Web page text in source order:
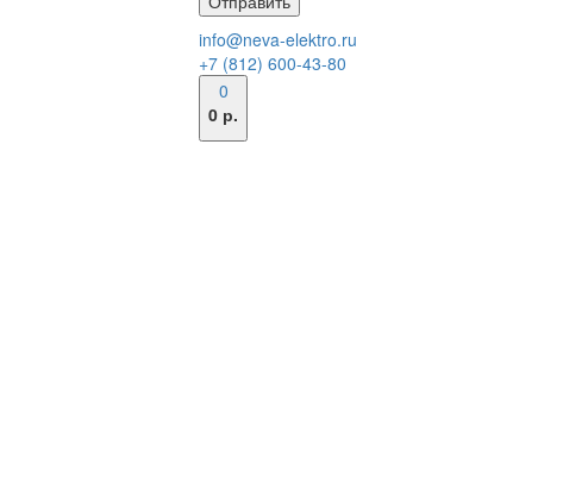
info@neva-elektro.ru
+7 (812) 600-43-80
0
0 р.